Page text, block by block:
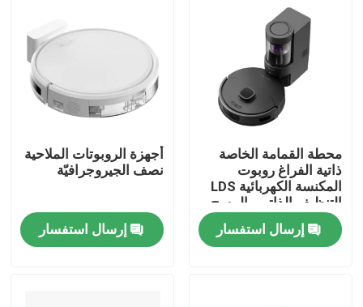
أشرطة فيديو
معلومات عنا
محطة القمامة الخاصة
ذاتية الفراغ روبوت
المكنسة الكهربائية LDS
التنظيف الذاتي والمسح
إرسال استفسار
أجهزة الروبوتات الملاحية
نصف الجيروجرافيّة
إرسال استفسار